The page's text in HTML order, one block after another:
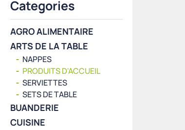
Categories
AGRO ALIMENTAIRE
ARTS DE LA TABLE
NAPPES
PRODUITS D'ACCUEIL
SERVIETTES
SETS DE TABLE
BUANDERIE
CUISINE